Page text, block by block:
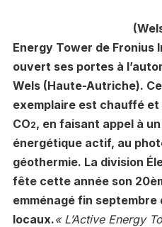
Energy Tower de Fronius
ouvert ses portes à
Wels (Haute-Autriche).
exemplaire est chauffé
CO2, en faisant appel à
énergétique actif, au
géothermie. La division
fête cette année son
emménagé fin septembre
locaux.« L’Active Energy